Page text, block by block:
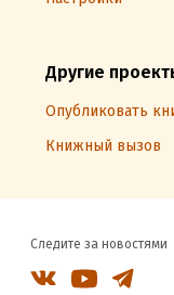
Другие
Опубликовать
Книжный вызов
Следите за новостями